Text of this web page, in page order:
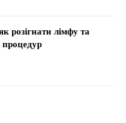
розігнати лімфу та
процедур